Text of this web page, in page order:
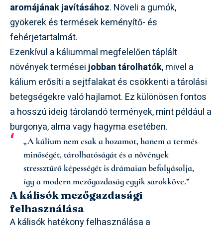
aromájának javításához. Növeli a gumók,
gyökerek és termések keményítő- és
fehérjetartalmát.
Ezenkívül a káliummal megfelelően táplált
növények terméseijobban tárolhatók, mivel a
kálium erősíti a sejtfalakat és csökkenti a tárolási
betegségekre való hajlamot. Ez különösen fontos
a hosszú ideig tárolandó termények, mint például a
burgonya, alma vagy hagyma esetében.
„A kálium nem csak a hozamot, hanem a termés
minőségét, tárolhatóságát és a növények
stressztűrő képességét is drámaian befolyásolja,
így a modern mezőgazdaság egyik sarokköve.”
A kálisók mezőgazdasági
felhasználása
A kálisók hatékony felhasználása a